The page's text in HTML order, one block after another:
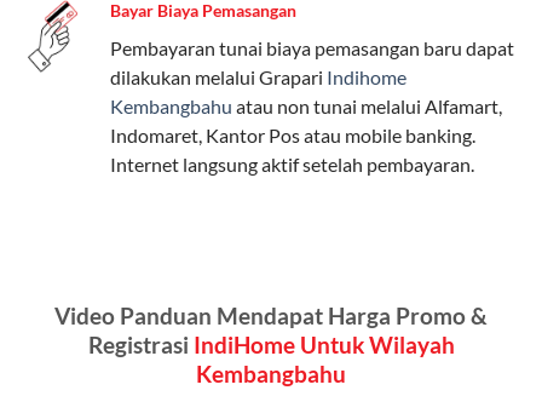
Paket Telkomsel One dengan Kuota Keluarga
Salah satu fitur unggulan Telkomsel One adalah Paket
Kuota Keluarga. Dengan kuota hingga 30 GB, Anda
bisa membagikan internet kepada anggota keluarga
atau teman tanpa perlu khawatir kehabisan kuota.
Admin (pelanggan utama) dan anggota yang terdaftar.
Bisa Dibagi Hingga 5 Anggota
Bayar Biaya Pemasangan
Pembayaran tunai biaya pemasangan baru dapat
dilakukan melalui Grapari Indihome
Kembangbahu atau non tunai melalui Alfamart,
Indomaret, Kantor Pos atau mobile banking.
Internet langsung aktif setelah pembayaran.
Video Panduan Mendapat Harga Promo &
Registrasi IndiHome Untuk Wilayah
Kembangbahu